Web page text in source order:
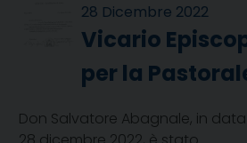
28 Dicembre 2022
Vicario
per la
Don Salvatore Abagnale, in data